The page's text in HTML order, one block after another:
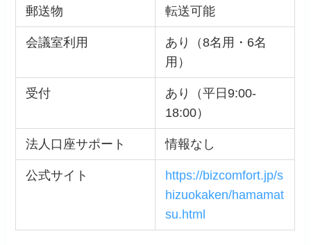
郵送物 転送可能
会議室利用
あり（8名用・6名
用）
受付
あり（平日9:00-
18:00）
法人口座サポート 情報なし
公式サイト
https://bizcomfort.jp/s
hizuokaken/hamamat
su.html